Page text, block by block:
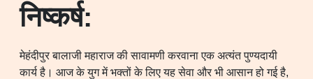
निष्कर्ष:
मेहंदीपुर बालाजी महाराज की सावामणी करवाना एक अत्यंत पुण्यदायी
कार्य है। आज के युग में भक्तों के लिए यह सेवा और भी आसान हो गई है,